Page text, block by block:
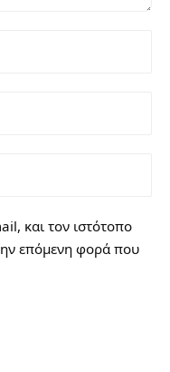
και τον ιστότοπο
επόμενη φορά που